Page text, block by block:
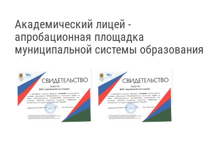
Академический лицей -
апробационная площадка
муниципальной системы образования